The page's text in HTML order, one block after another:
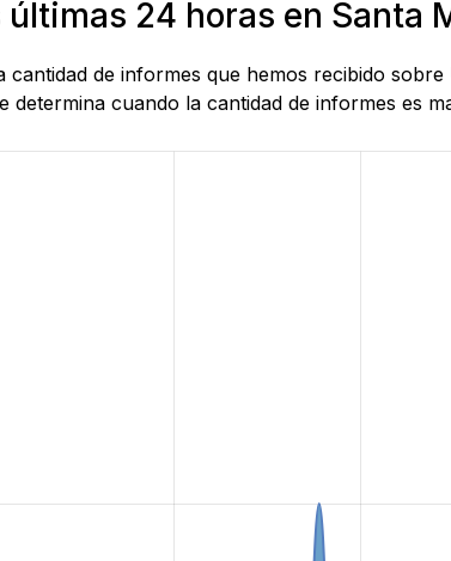
últimas 24 horas en Santa
cantidad de informes que hemos recibido
determina cuando la cantidad de informes es